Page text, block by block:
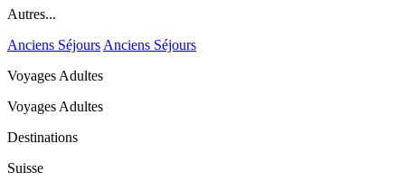
Autres...
Anciens Séjours Anciens Séjours
Voyages Adultes
Voyages Adultes
Destinations
Suisse